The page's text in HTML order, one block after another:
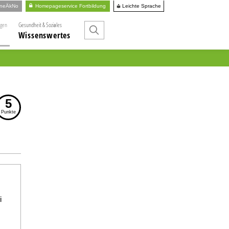
Homepageservice Fortbildung Leichte Sprache
Gesundheit & Soziales
Wissenswertes
5
Punkte